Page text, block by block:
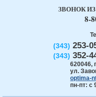
(343) 253-
(343) 352-
620046,
ул.
optima-
пн-пт: с
ЗВОНОК
8-